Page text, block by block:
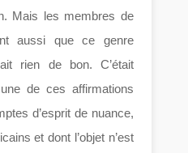
Mais les membres de
aussi que ce genre
rien de bon. C’était
de ces affirmations
d’esprit de nuance,
et dont l’objet n’est